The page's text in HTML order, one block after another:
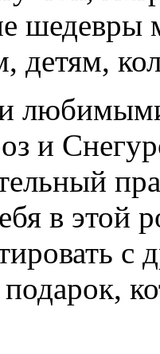
шедевры
детям,
и
в этой